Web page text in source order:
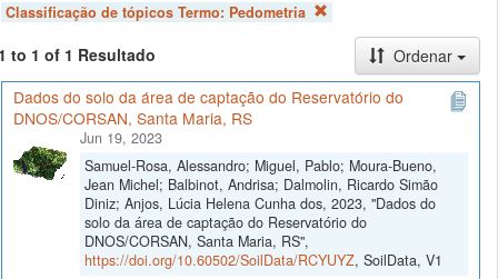
Classificação de tópicos Termo: Pedometria
to 1 of 1 Resultado
Ordenar
Dados do solo da área de captação do Reservatório do
DNOS/CORSAN, Santa Maria, RS
Jun 19, 2023
Samuel-Rosa, Alessandro; Miguel, Pablo; Moura-Bueno,
Jean Michel; Balbinot, Andrisa; Dalmolin, Ricardo Simão
Diniz; Anjos, Lúcia Helena Cunha dos, 2023, "Dados do
solo da área de captação do Reservatório do
DNOS/CORSAN, Santa Maria, RS",
https://doi.org/10.60502/SoilData/RCYUYZ, SoilData, V1